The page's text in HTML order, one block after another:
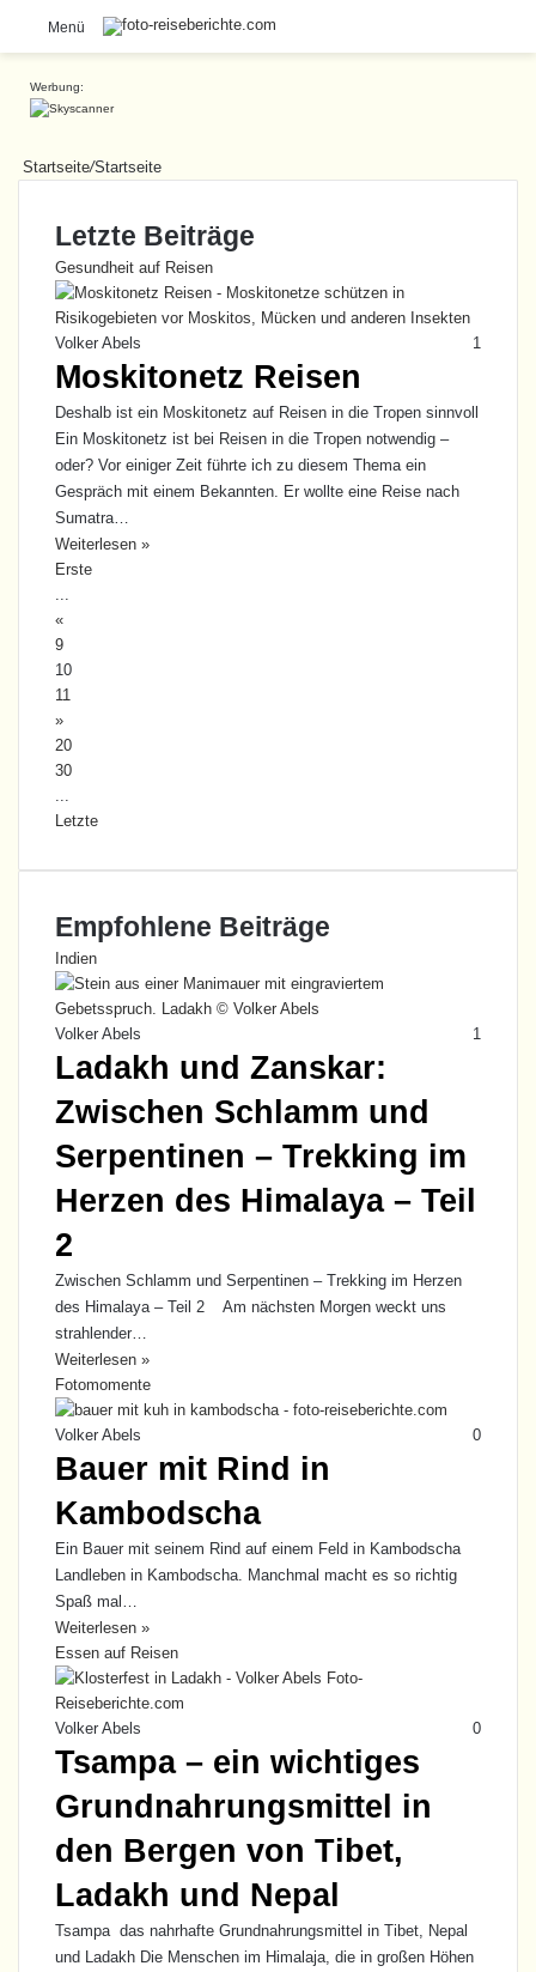
Menü
Werbung:
Startseite/Startseite
Letzte Beiträge
Gesundheit auf Reisen
Volker Abels 1
Moskitonetz Reisen
Deshalb ist ein Moskitonetz auf Reisen in die Tropen sinnvoll
Ein Moskitonetz ist bei Reisen in die Tropen notwendig –
oder? Vor einiger Zeit führte ich zu diesem Thema ein
Gespräch mit einem Bekannten. Er wollte eine Reise nach
Sumatra…
Weiterlesen »
Erste
«
9
10
11
»
20
30
Letzte
Empfohlene Beiträge
Indien
Volker Abels 1
Ladakh und Zanskar:
Zwischen Schlamm und
Serpentinen – Trekking im
Herzen des Himalaya – Teil
2
Zwischen Schlamm und Serpentinen – Trekking im Herzen
des Himalaya – Teil 2 Am nächsten Morgen weckt uns
strahlender…
Weiterlesen »
Fotomomente
Volker Abels 0
Bauer mit Rind in
Kambodscha
Ein Bauer mit seinem Rind auf einem Feld in Kambodscha
Landleben in Kambodscha. Manchmal macht es so richtig
Spaß mal…
Weiterlesen »
Essen auf Reisen
Volker Abels 0
Tsampa – ein wichtiges
Grundnahrungsmittel in
den Bergen von Tibet,
Ladakh und Nepal
Tsampa das nahrhafte Grundnahrungsmittel in Tibet, Nepal
und Ladakh Die Menschen im Himalaja, die in großen Höhen